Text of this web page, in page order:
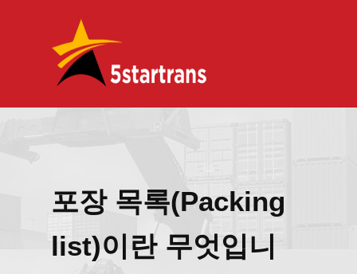
포장 목록(Packing
list)이란 무엇입니